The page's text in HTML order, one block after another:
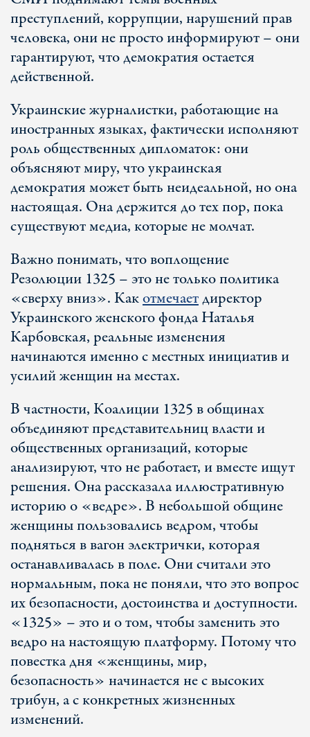
преступлений, коррупции, нарушений прав
человека, они не просто информируют – они
гарантируют, что демократия остается
действенной.
Украинские журналистки, работающие на
иностранных языках, фактически исполняют
роль общественных дипломаток: они
объясняют миру, что украинская
демократия может быть неидеальной, но она
настоящая. Она держится до тех пор, пока
существуют медиа, которые не молчат.
Важно понимать, что воплощение
Резолюции 1325 – это не только политика
«сверху вниз». Какотмечаетдиректор
Украинского женского фонда Наталья
Карбовская, реальные изменения
начинаются именно с местных инициатив и
усилий женщин на местах.
В частности, Коалиции 1325 в общинах
объединяют представительниц власти и
общественных организаций, которые
анализируют, что не работает, и вместе ищут
решения. Она рассказала иллюстративную
историю о «ведре». В небольшой общине
женщины пользовались ведром, чтобы
подняться в вагон электрички, которая
останавливалась в поле. Они считали это
нормальным, пока не поняли, что это вопрос
их безопасности, достоинства и доступности.
«1325» – это и о том, чтобы заменить это
ведро на настоящую платформу. Потому что
повестка дня «женщины, мир,
безопасность» начинается не с высоких
трибун, а с конкретных жизненных
изменений.